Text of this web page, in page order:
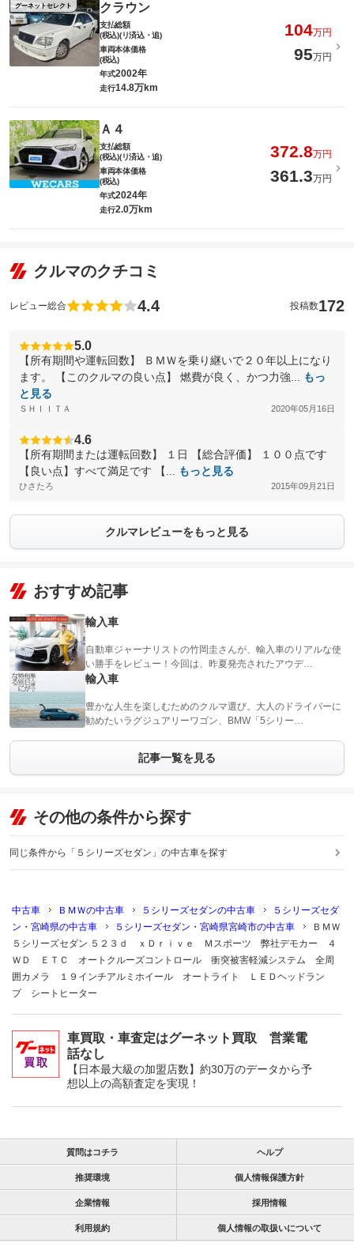
グーネットセレクト クラウン
支払総額
(税込)(リ済込・追)
104万円
車両本体価格
(税込)
95万円
年式2002年
走行14.8万km
Ａ４
支払総額
(税込)(リ済込・追)
372.8万円
車両本体価格
(税込)
361.3万円
年式2024年
走行2.0万km
クルマのクチコミ
レビュー総合 4.4 投稿数172
5.0
【所有期間や運転回数】 ＢＭＷを乗り継いで２０年以上になり
ます。 【このクルマの良い点】 燃費が良く、かつ力強...
もっ
と見る
ＳＨＩＩＴＡ 2020年05月16日
4.6
【所有期間または運転回数】 １日 【総合評価】 １００点です
【良い点】すべて満足です 【...
もっと見る
ひさたろ 2015年09月21日
クルマレビューをもっと見る
おすすめ記事
輸入車
自動車ジャーナリストの竹岡圭さんが、輸入車のリアルな使
い勝手をレビュー！今回は、昨夏発売されたアウデ…
輸入車
豊かな人生を楽しむためのクルマ選び。大人のドライバーに
勧めたいラグジュアリーワゴン、BMW「5シリー…
記事一覧を見る
その他の条件から探す
同じ条件から「５シリーズセダン」の中古車を探す
中古車 ＢＭＷの中古車 ５シリーズセダンの中古車
５シリーズセダ
ン・宮崎県の中古車
５シリーズセダン・宮崎県宮崎市の中古車
ＢＭＷ
５シリーズセダン ５２３ｄ ｘＤｒｉｖｅ Ｍスポーツ 弊社デモカー ４
ＷＤ ＥＴＣ オートクルーズコントロール 衝突被害軽減システム 全周
囲カメラ １９インチアルミホイール オートライト ＬＥＤヘッドラン
プ シートヒーター
車買取・車査定はグーネット買取 営業電
話なし
【日本最大級の加盟店数】約30万のデータから予
想以上の高額査定を実現！
質問はコチラ ヘルプ
推奨環境 個人情報保護方針
企業情報 採用情報
利用規約 個人情報の取扱いについて